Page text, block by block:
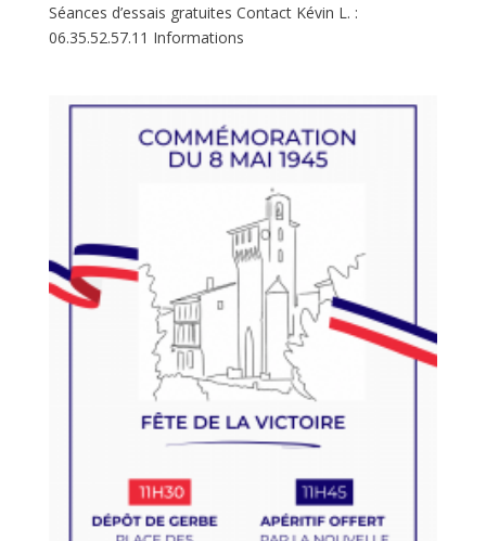
Séances d’essais gratuites Contact Kévin L. :
06.35.52.57.11 Informations